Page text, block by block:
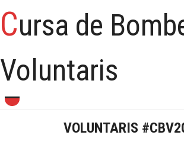
Cursa de
Voluntaris
VOLUNTARIS